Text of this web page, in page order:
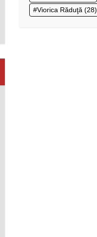
Viorica Răduţă (28)